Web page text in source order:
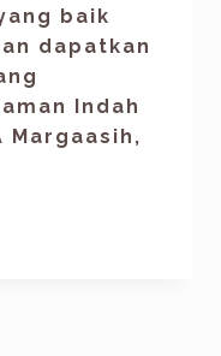
baik
dapatkan
Indah
Margaasih,